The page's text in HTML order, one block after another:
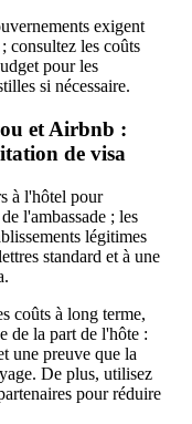
exigent
consultez les coûts
pour les
si nécessaire.
et Airbnb :
de visa
à l'hôtel pour
l'ambassade ; les
légitimes
standard et à une
coûts à long terme,
de la part de l'hôte :
une preuve que la
De plus, utilisez
pour réduire